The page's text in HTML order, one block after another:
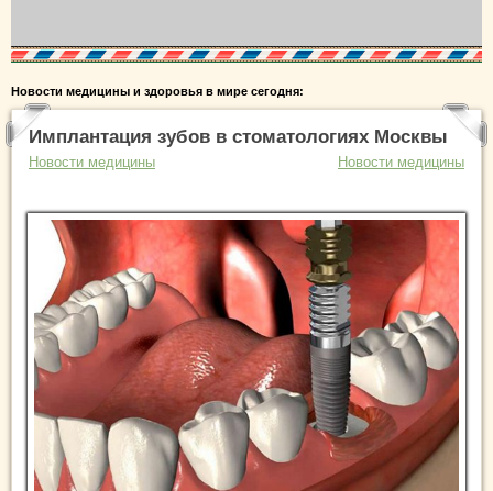
Новости медицины и здоровья в мире сегодня:
Имплантация зубов в стоматологиях Москвы
Новости медицины Новости медицины